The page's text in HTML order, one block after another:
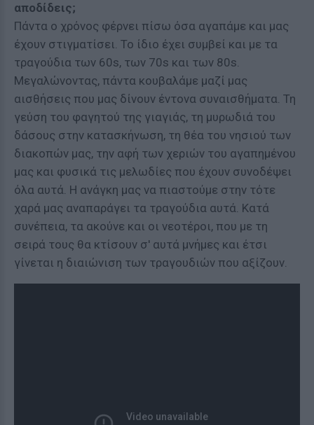
αποδίδεις;
Πάντα ο χρόνος φέρνει πίσω όσα αγαπάμε και μας
έχουν στιγματίσει. Το ίδιο έχει συμβεί και με τα
τραγούδια των 60s, των 70s και των 80s.
Μεγαλώνοντας, πάντα κουβαλάμε μαζί μας
αισθήσεις που μας δίνουν έντονα συναισθήματα. Τη
γεύση του φαγητού της γιαγιάς, τη μυρωδιά του
δάσους στην κατασκήνωση, τη θέα του νησιού των
διακοπών μας, την αφή των χεριών του αγαπημένου
μας και φυσικά τις μελωδίες που έχουν συνοδέψει
όλα αυτά. Η ανάγκη μας να πιαστούμε στην τότε
χαρά μας αναπαράγει τα τραγούδια αυτά. Κατά
συνέπεια, τα ακούνε και οι νεοτέροι, που με τη
σειρά τους θα κτίσουν σ' αυτά μνήμες και έτσι
γίνεται η διαιώνιση των τραγουδιών που αξίζουν.